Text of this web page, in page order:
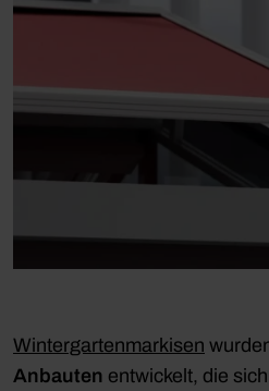
Wintergartenmarkisen
Anbauten entwickelt, die